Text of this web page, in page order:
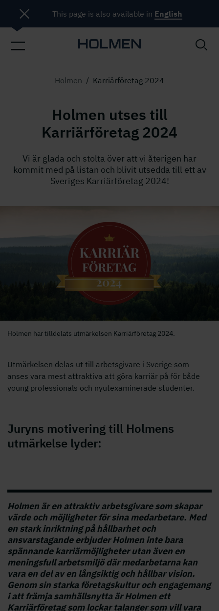
Holmen / Karriärföretag 2024
Holmen utses till
Karriärföretag 2024
Vi är glada och stolta över att vi återigen har
kommit med på listan och blivit utsedda till ett av
Sveriges Karriärföretag 2024!
Holmen har tilldelats utmärkelsen Karriärföretag 2024.
Utmärkelsen delas ut till arbetsgivare i Sverige som
anses vara mest attraktiva att göra karriär på för både
young professionals och nyutexaminerade studenter.
Juryns motivering till Holmens
utmärkelse lyder:
Holmen är en attraktiv arbetsgivare som skapar
värde och möjligheter för sina medarbetare. Med
en stark inriktning på hållbarhet och
ansvarstagande erbjuder Holmen inte bara
spännande karriärmöjligheter utan även en
meningsfull arbetsmiljö där medarbetarna kan
vara en del av en långsiktig och hållbar vision.
Genom sin starka företagskultur och engagemang
i att främja samhällsnytta är Holmen ett
Karriärföretag som lockar talanger som vill vara
This page is also available in English